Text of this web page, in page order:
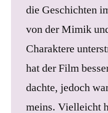
die Geschichten
von der Mimik
Charaktere
hat der Film
dachte, jedoch
meins. Vielleicht